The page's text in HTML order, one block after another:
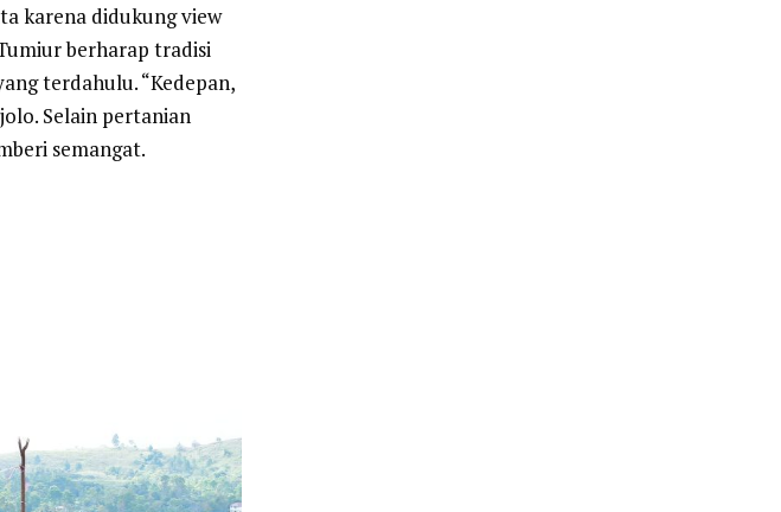
karena didukung view
berharap tradisi
terdahulu. “Kedepan,
Selain pertanian
semangat.